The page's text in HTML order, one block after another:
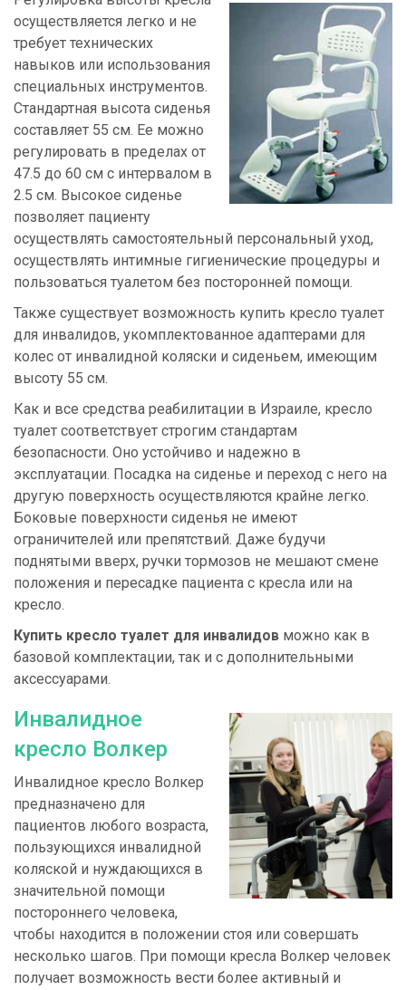
осуществляется легко и не
требует технических
навыков или использования
специальных инструментов.
Стандартная высота сиденья
составляет 55 см. Ее можно
регулировать в пределах от
47.5 до 60 см с интервалом в
2.5 см. Высокое сиденье
позволяет пациенту
осуществлять самостоятельный персональный уход,
осуществлять интимные гигиенические процедуры и
пользоваться туалетом без посторонней помощи.
Также существует возможность купить кресло туалет
для инвалидов, укомплектованное адаптерами для
колес от инвалидной коляски и сиденьем, имеющим
высоту 55 см.
Как и все средства реабилитации в Израиле, кресло
туалет соответствует строгим стандартам
безопасности. Оно устойчиво и надежно в
эксплуатации. Посадка на сиденье и переход с него на
другую поверхность осуществляются крайне легко.
Боковые поверхности сиденья не имеют
ограничителей или препятствий. Даже будучи
поднятыми вверх, ручки тормозов не мешают смене
положения и пересадке пациента с кресла или на
кресло.
Купить кресло туалет для инвалидов можно как в
базовой комплектации, так и с дополнительными
аксессуарами.
Инвалидное
кресло Волкер
Инвалидное кресло Волкер
предназначено для
пациентов любого возраста,
пользующихся инвалидной
коляской и нуждающихся в
значительной помощи
постороннего человека,
чтобы находится в положении стоя или совершать
несколько шагов. При помощи кресла Волкер человек
получает возможность вести более активный и